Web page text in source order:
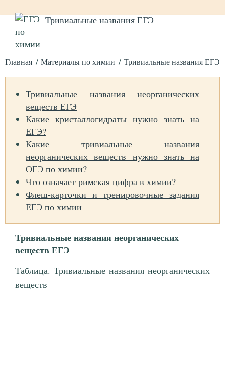
Тривиальные названия ЕГЭ
Главная Материалы по химии Тривиальные названия ЕГЭ
Тривиальные названия неорганических
веществ ЕГЭ
Какие кристаллогидраты нужно знать на
ЕГЭ?
Какие тривиальные названия
неорганических веществ нужно знать на
ОГЭ по химии?
Что означает римская цифра в химии?
Флеш-карточки и тренировочные задания
ЕГЭ по химии
Тривиальные названия неорганических
веществ ЕГЭ
Таблица. Тривиальные названия неорганических
веществ